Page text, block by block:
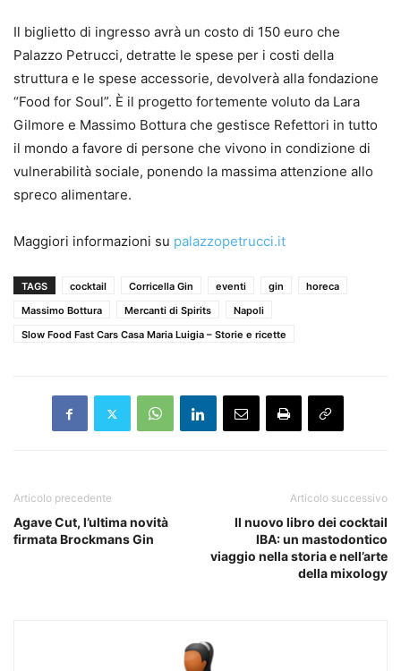
Il biglietto di ingresso avrà un costo di 150 euro che
Palazzo Petrucci, detratte le spese per i costi della
struttura e le spese accessorie, devolverà alla fondazione
“Food for Soul”. È il progetto fortemente voluto da Lara
Gilmore e Massimo Bottura che gestisce Refettori in tutto
il mondo a favore di persone che vivono in condizione di
vulnerabilità sociale, ponendo la massima attenzione allo
spreco alimentare.
Maggiori informazioni su palazzopetrucci.it
TAGS cocktail Corricella Gin eventi gin
horeca
Massimo Bottura
Mercanti di Spirits
Napoli
Slow Food Fast Cars Casa Maria Luigia – Storie e ricette
Articolo precedente
Agave Cut, l’ultima novità
firmata Brockmans Gin
Articolo successivo
Il nuovo libro dei cocktail
IBA: un mastodontico
viaggio nella storia e nell’arte
della mixology